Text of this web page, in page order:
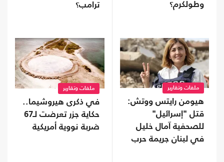
وطولكرم؟
ترامب؟
ملفات وتقارير
هيومن رايتس ووتش:
قتل "إسرائيل"
للصحفية آمال خليل
في لبنان جريمة حرب
ملفات وتقارير
في ذكرى هيروشيما..
حكاية جزر تعرضت لـ67
ضربة نووية أمريكية